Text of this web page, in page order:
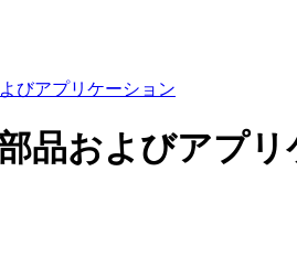
びアプリケーション
品およびアプ